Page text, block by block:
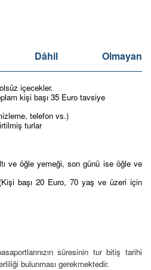
Dâhil Olmayan
içecekler.
kişi başı 35 Euro tavsiye
telefon vs.)
turlar
ve öğle yemeği, son günü ise öğle ve
başı 20 Euro, 70 yaş ve üzeri için
süresinin tur bitiş tarihi
bulunması gerekmektedir.